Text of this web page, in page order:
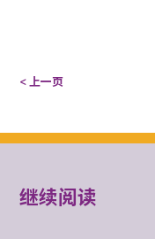
< 上一页
继续阅读